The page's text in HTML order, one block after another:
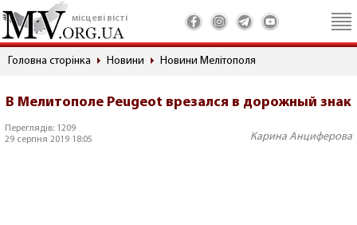
місцеві вісті
Головна сторінка Новини Новини Мелітополя
В Мелитополе Peugeot врезался в дорожный знак
Переглядів: 1209
29 серпня 2019 18:05
Карина Анциферова